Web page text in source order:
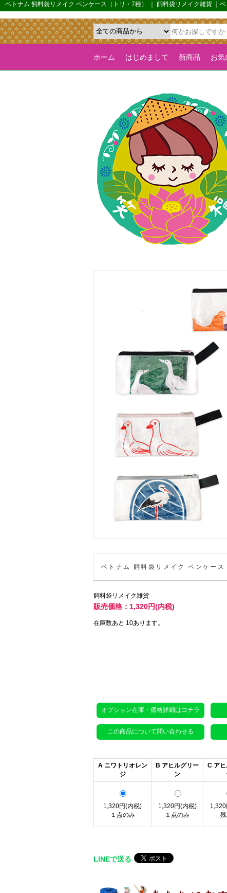
{*カルーセル機能を全ページで有効化するためのフラグ*}>
ベトナム 飼料袋リメイク ペンケース（トリ・7種） ｜ 飼料袋リメイク雑貨 ｜
ホーム はじめまして 新商品 お気
ベトナム 飼料袋リメイク ペンケース
飼料袋リメイク雑貨
販売価格：1,320円(内税)
在庫数あと 10あります。
オプション在庫・価格詳細はコチラ
この商品について問い合わせる
A ニワトリオレン
ジ
B アヒルグリー
ン
C ア
1,320円(内税)
１点のみ
1,320円(内税)
１点のみ
LINEで送る